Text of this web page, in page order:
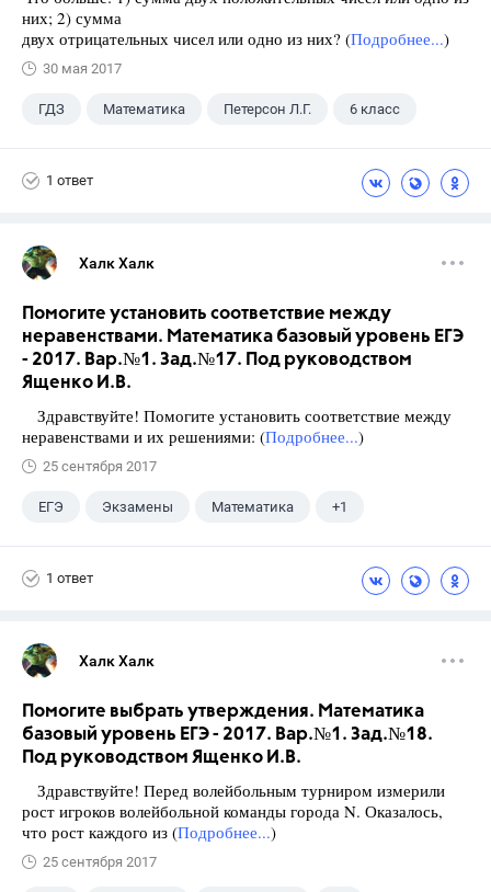
них; 2) сумма
двух отрицательных чисел или одно из них? (Подробнее...)
30 мая 2017
ГДЗ Математика Петерсон Л.Г. 6 класс
1 ответ
Халк Халк
Помогите установить соответствие между
неравенствами. Математика базовый уровень ЕГЭ
- 2017. Вар.№1. Зад.№17. Под руководством
Ященко И.В.
Здравствуйте! Помогите установить соответствие между
неравенствами и их решениями: (Подробнее...)
25 сентября 2017
ЕГЭ Экзамены Математика +1
1 ответ
Халк Халк
Помогите выбрать утверждения. Математика
базовый уровень ЕГЭ - 2017. Вар.№1. Зад.№18.
Под руководством Ященко И.В.
Здравствуйте! Перед волейбольным турниром измерили
рост игроков волейбольной команды города N. Оказалось,
что рост каждого из (Подробнее...)
25 сентября 2017